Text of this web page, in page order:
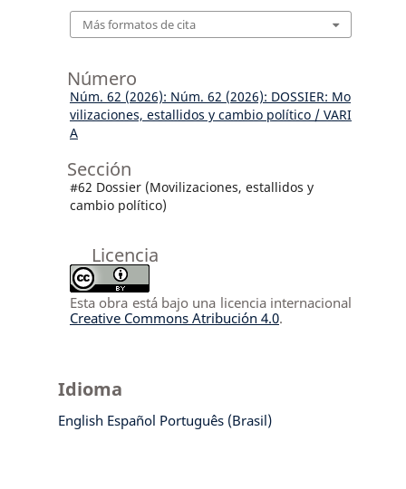
Más formatos de cita
Número
Núm. 62 (2026): Núm. 62 (2026): DOSSIER: Mo
vilizaciones, estallidos y cambio político / VARI
A
Sección
#62 Dossier (Movilizaciones, estallidos y
cambio político)
Licencia
Esta obra está bajo una licencia internacional
Creative Commons Atribución 4.0.
Idioma
English Español Português (Brasil)